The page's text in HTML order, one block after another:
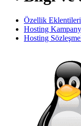
Özellik Eklentileri
Hosting
Hosting